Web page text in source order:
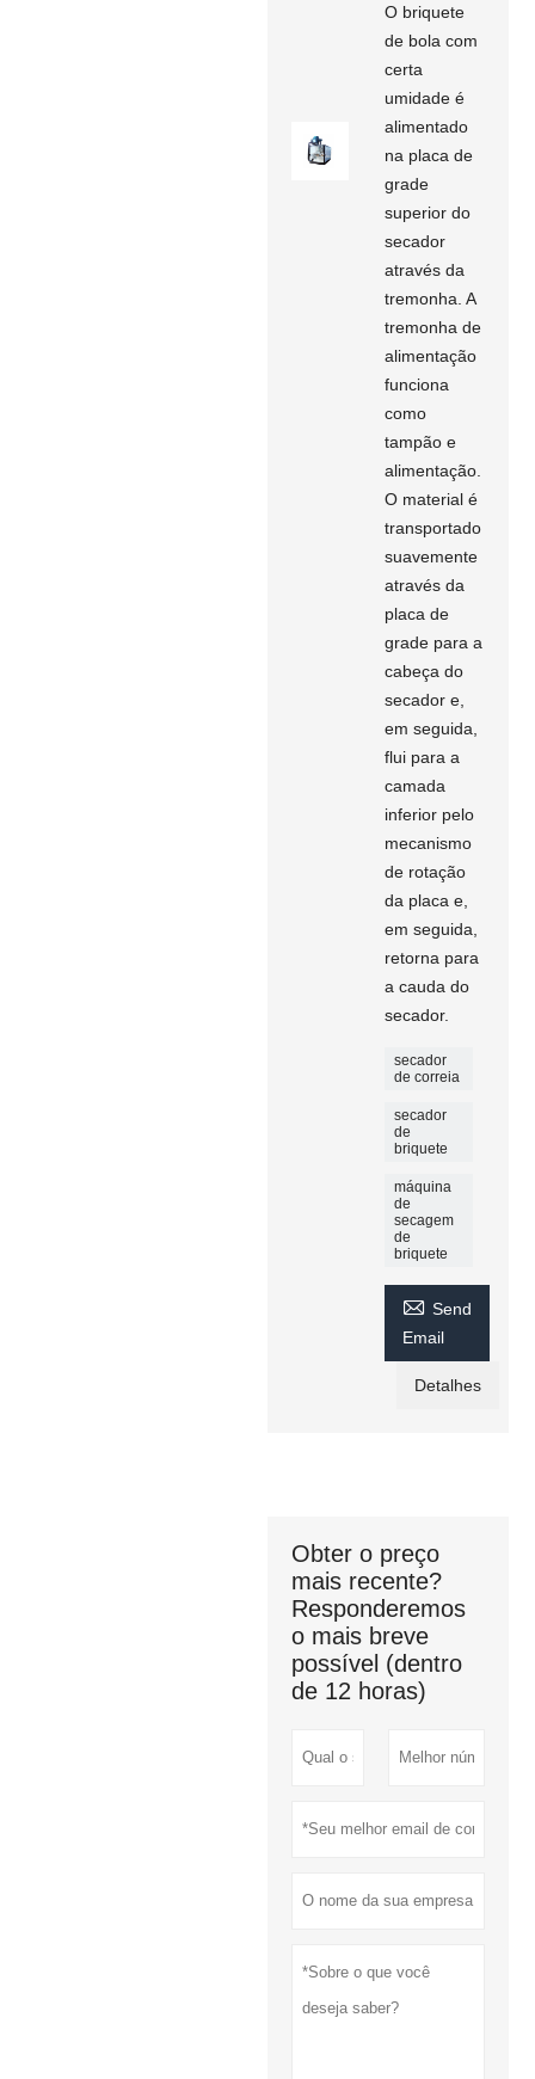
O briquete
de bola com
certa
umidade é
alimentado
na placa de
grade
superior do
secador
através da
tremonha. A
tremonha de
alimentação
funciona
como
tampão e
alimentação.
O material é
transportado
suavemente
através da
placa de
grade para a
cabeça do
secador e,
em seguida,
flui para a
camada
inferior pelo
mecanismo
de rotação
da placa e,
em seguida,
retorna para
a cauda do
secador.
secador
de correia
secador
de
briquete
máquina
de
secagem
de
briquete
 Send
Email
Detalhes
Obter o preço
mais recente?
Responderemos
o mais breve
possível (dentro
de 12 horas)